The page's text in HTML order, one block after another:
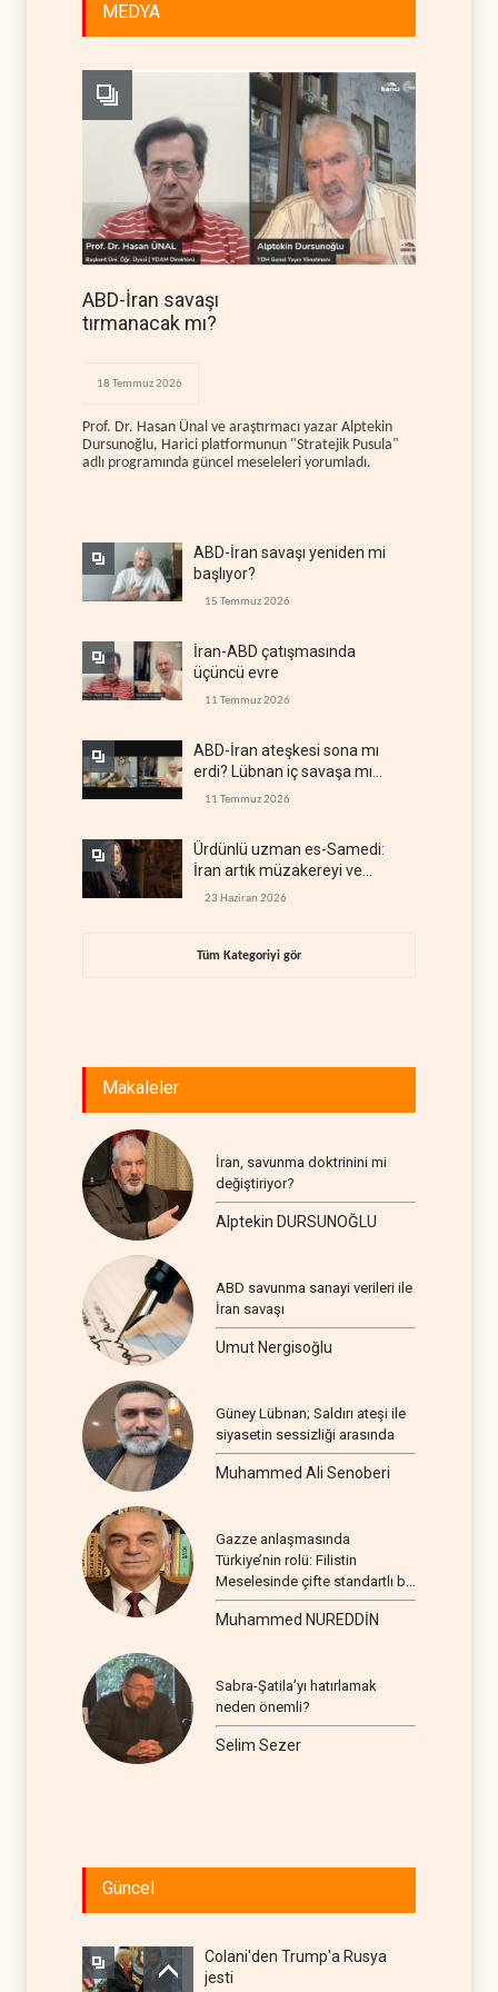
MEDYA
ABD-İran savaşı
tırmanacak mı?
18 Temmuz 2026
Prof. Dr. Hasan Ünal ve araştırmacı yazar Alptekin
Dursunoğlu, Harici platformunun "Stratejik Pusula"
adlı programında güncel meseleleri yorumladı.
ABD-İran savaşı yeniden mi
başlıyor?
15 Temmuz 2026
İran-ABD çatışmasında
üçüncü evre
11 Temmuz 2026
ABD-İran ateşkesi sona mı
erdi? Lübnan iç savaşa mı
gidiyor?
11 Temmuz 2026
Ürdünlü uzman es-Samedi:
İran artık müzakereyi ve
çatışmayı aynı anda yürütüyor
23 Haziran 2026
Tüm Kategoriyi gör
Makaleler
İran, savunma doktrinini mi
değiştiriyor?
Alptekin DURSUNOĞLU
ABD savunma sanayi verileri ile
İran savaşı
Umut Nergisoğlu
Güney Lübnan; Saldırı ateşi ile
siyasetin sessizliği arasında
Muhammed Ali Senoberi
Gazze anlaşmasında
Türkiye’nin rolü: Filistin
Meselesinde çifte standartlı bir
seyir
Muhammed NUREDDİN
Sabra-Şatila’yı hatırlamak
neden önemli?
Selim Sezer
Güncel
Colani'den Trump'a Rusya
jesti